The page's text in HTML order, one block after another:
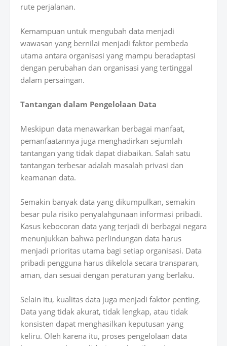
rute perjalanan.
Kemampuan untuk mengubah data menjadi
wawasan yang bernilai menjadi faktor pembeda
utama antara organisasi yang mampu beradaptasi
dengan perubahan dan organisasi yang tertinggal
dalam persaingan.
Tantangan dalam Pengelolaan Data
Meskipun data menawarkan berbagai manfaat,
pemanfaatannya juga menghadirkan sejumlah
tantangan yang tidak dapat diabaikan. Salah satu
tantangan terbesar adalah masalah privasi dan
keamanan data.
Semakin banyak data yang dikumpulkan, semakin
besar pula risiko penyalahgunaan informasi pribadi.
Kasus kebocoran data yang terjadi di berbagai negara
menunjukkan bahwa perlindungan data harus
menjadi prioritas utama bagi setiap organisasi. Data
pribadi pengguna harus dikelola secara transparan,
aman, dan sesuai dengan peraturan yang berlaku.
Selain itu, kualitas data juga menjadi faktor penting.
Data yang tidak akurat, tidak lengkap, atau tidak
konsisten dapat menghasilkan keputusan yang
keliru. Oleh karena itu, proses pengelolaan data